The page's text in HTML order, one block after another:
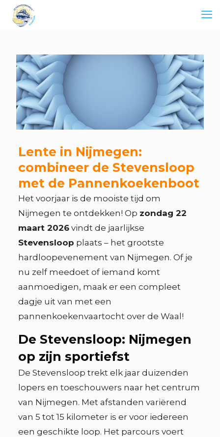
Lente in Nijmegen:
combineer de Stevensloop
met de Pannenkoekenboot
Het voorjaar is de mooiste tijd om
Nijmegen te ontdekken! Op zondag 22
maart 2026vindt de jaarlijkse
Stevensloop plaats – het grootste
hardloopevenement van Nijmegen. Of je
nu zelf meedoet of iemand komt
aanmoedigen, maak er een compleet
dagje uit van met een
pannenkoekenvaartocht over de Waal!
De Stevensloop: Nijmegen
op zijn sportiefst
De Stevensloop trekt elk jaar duizenden
lopers en toeschouwers naar het centrum
van Nijmegen. Met afstanden variërend
van 5 tot 15 kilometer is er voor iedereen
een geschikte loop. Het parcours voert